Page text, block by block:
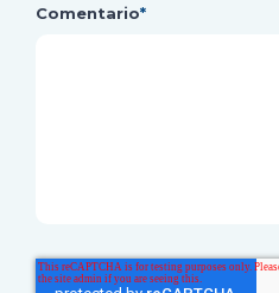
Comentario*